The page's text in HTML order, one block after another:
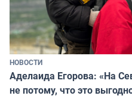
НОВОСТИ
Аделаида Егорова: «На
не потому, что это